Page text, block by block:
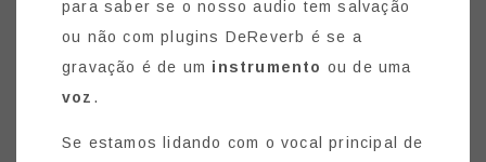
para saber se o nosso audio tem salvação
ou não com plugins DeReverb é se a
gravação é de um instrumento ou de uma
voz .
Se estamos lidando com o vocal principal de